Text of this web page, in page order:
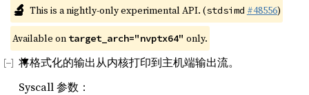
🔬 This is a nightly-only experimental API. (stdsimd #48556)
Available on target_arch="nvptx64" only.
将格式化的输出从内核打印到主机端输出流。
Syscall 参数：